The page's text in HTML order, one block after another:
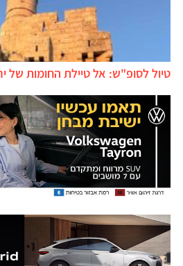
טיול לסופ"ש: אל טיילת החומות של